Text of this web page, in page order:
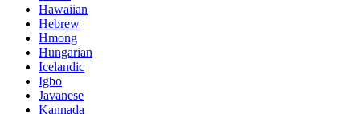
Hawaiian
Hebrew
Hmong
Hungarian
Icelandic
Igbo
Javanese
Kannada